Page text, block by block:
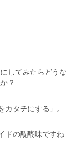
してみたらどうな
？
タチにする」。
ドの醍醐味ですね